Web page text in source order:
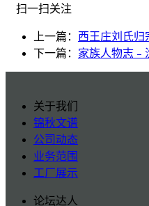
扫一扫关注
上一篇： 西王庄刘氏归
下一篇： 家族人物志﹣
关于我们
锦秋文谱
公司动态
业务范围
工厂展示
论坛达人